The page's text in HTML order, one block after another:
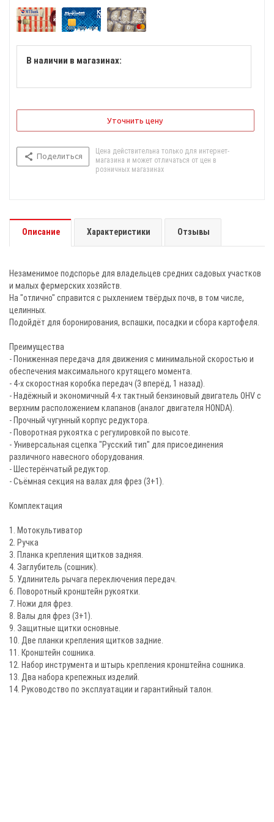
В наличии в магазинах:
Уточнить цену
Поделиться
Цена действительна только для интернет-
магазина и может отличаться от цен в
розничных магазинах
Описание Характеристики Отзывы
Незаменимое подспорье для владельцев средних садовых участков
и малых фермерских хозяйств.
На "отлично" справится с рыхлением твёрдых почв, в том числе,
целинных.
Подойдёт для боронирования, вспашки, посадки и сбора картофеля.
Преимущества
- Пониженная передача для движения с минимальной скоростью и
обеспечения максимального крутящего момента.
- 4-х скоростная коробка передач (3 вперёд, 1 назад).
- Надёжный и экономичный 4-х тактный бензиновый двигатель OHV с
верхним расположением клапанов (аналог двигателя HONDA).
- Прочный чугунный корпус редуктора.
- Поворотная рукоятка с регулировкой по высоте.
- Универсальная сцепка "Русский тип" для присоединения
различного навесного оборудования.
- Шестерёнчатый редуктор.
- Съёмная секция на валах для фрез (3+1).
Комплектация
1. Мотокультиватор
2. Ручка
3. Планка крепления щитков задняя.
4. Заглубитель (сошник).
5. Удлинитель рычага переключения передач.
6. Поворотный кронштейн рукоятки.
7. Ножи для фрез.
8. Валы для фрез (3+1).
9. Защитные щитки основные.
10. Две планки крепления щитков задние.
11. Кронштейн сошника.
12. Набор инструмента и штырь крепления кронштейна сошника.
13. Два набора крепежных изделий.
14. Руководство по эксплуатации и гарантийный талон.